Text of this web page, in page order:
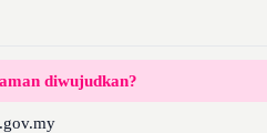
diwujudkan?